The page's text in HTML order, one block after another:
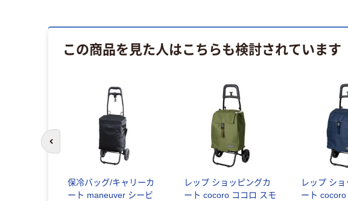
この商品を見た人はこちらも検討されています
保冷バッグ/キャリーカ
ート maneuver シービ
レップ ショッピングカ
ート cocoro ココロ スモ
レップ シ
ート
前のスライドへ